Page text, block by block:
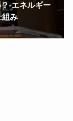
-エネルギー
組み